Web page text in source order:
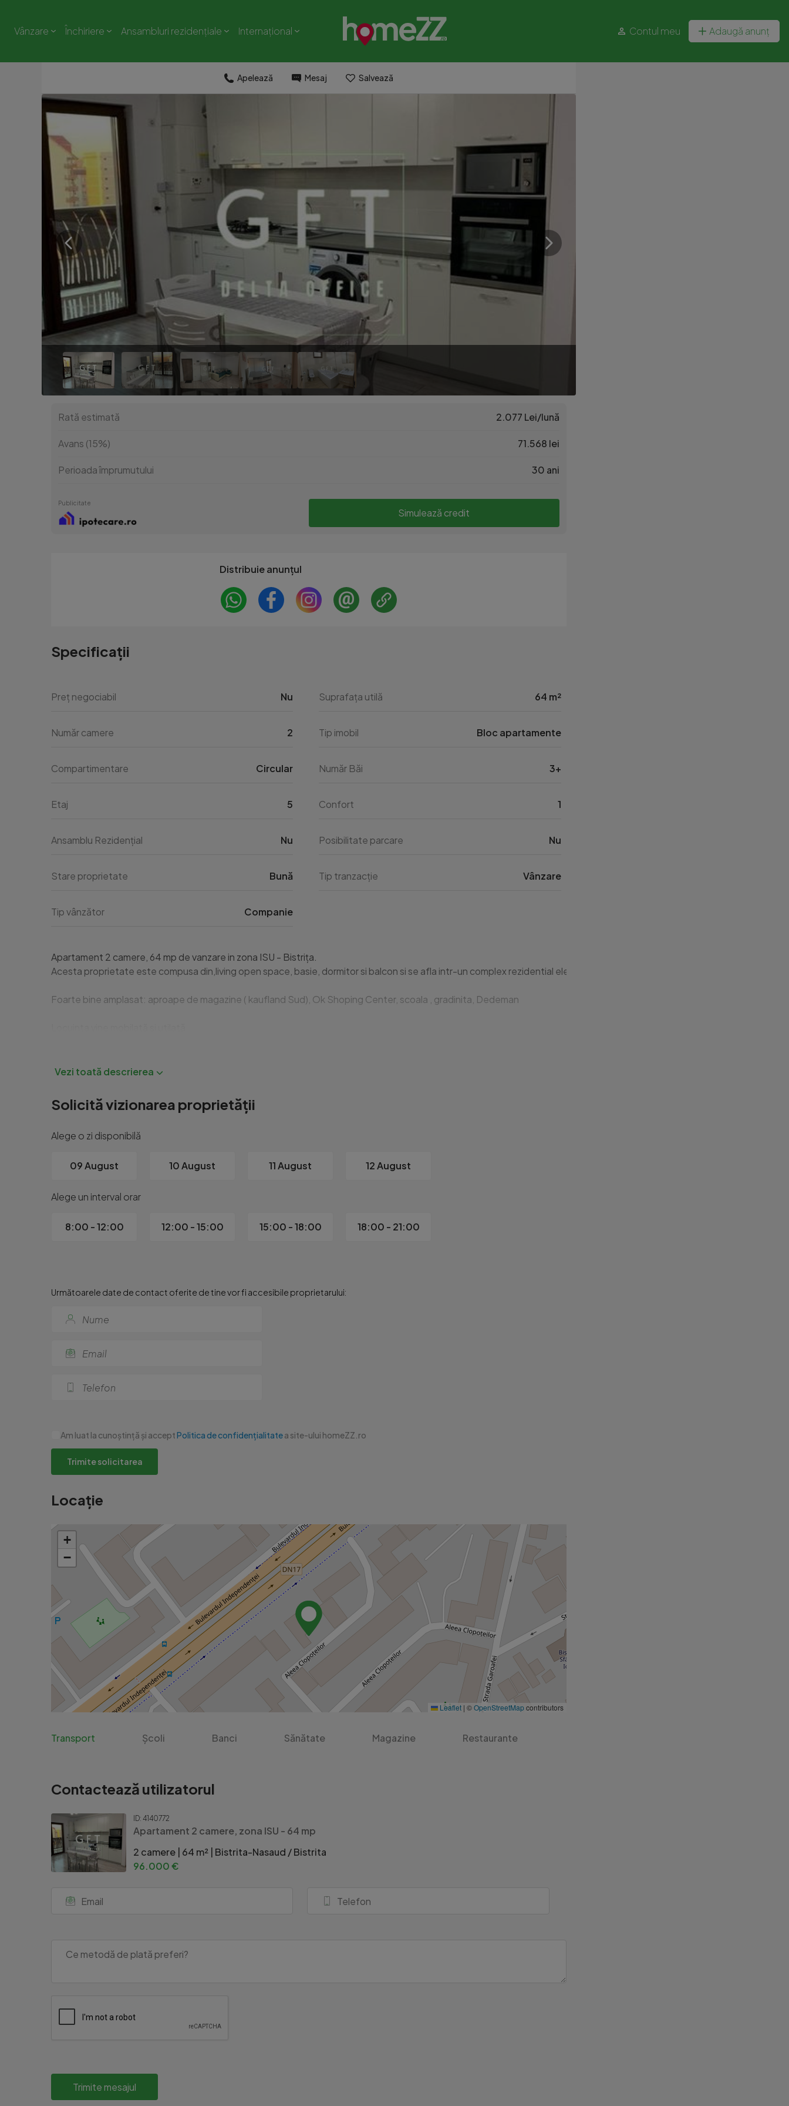
Vânzare Închiriere Ansambluri rezidențiale Internațional Contul meu Adaugă anunț
Apelează Mesaj Salvează
Rată estimată 2.077 Lei/lună
Avans (15%) 71.568 lei
Perioada împrumutului 30 ani
Publicitate
Simulează credit
Distribuie anunțul
Specificații
Preț negociabil Nu Suprafața utilă 64 m²
Număr camere 2 Tip imobil Bloc apartamente
Compartimentare Circular Număr Băi 3+
Etaj 5 Confort 1
Ansamblu Rezidențial Nu Posibilitate parcare Nu
Stare proprietate Bună Tip tranzacție Vânzare
Tip vânzător Companie
Apartament 2 camere, 64 mp de vanzare in zona ISU - Bistrița.
Acesta proprietate este compusa din,living open space, basie, dormitor si balcon si se afla intr-un complex rezidential elegsnt, acees securizat cu bariera.
Foarte bine amplasat: aproape de magazine ( kaufland Sud), Ok Shoping Center, scoala , gradinita, Dedeman
Pret - 96000€, negociabil.
Contactează-ne azi si hai sa vezi daca este ce cautai!
Solicită vizionarea proprietății
Alege o zi disponibilă
09 August 10 August 11 August 12 August
Alege un interval orar
8:00 - 12:00 12:00 - 15:00 15:00 - 18:00 18:00 - 21:00
Următoarele date de contact oferite de tine vor fi accesibile proprietarului:
Am luat la cunoștință și acceptPolitica de confidențialitatea site-ului homeZZ.ro
Trimite solicitarea
Locație
+
−
Leaflet | ©OpenStreetMapcontributors
Transport Școli Banci Sănătate Magazine Restaurante
Contactează utilizatorul
ID: 4140772
Apartament 2 camere, zona ISU - 64 mp
2 camere | 64 m² | Bistrita-Nasaud / Bistrita
96.000 €
Trimite mesajul